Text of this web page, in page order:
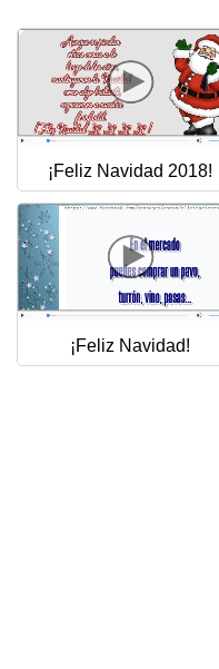
Felicitaciones musicales
¡Feliz Navidad 2018!
¡Feliz Navidad!